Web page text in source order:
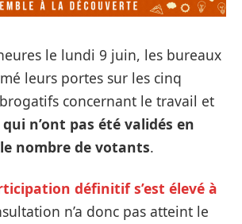
le lundi 9 juin, les bureaux
leurs portes sur les cinq
concernant le travail et
qui n’ont pas été validés en
nombre de votants.
définitif s’est élevé à
n’a donc pas atteint le